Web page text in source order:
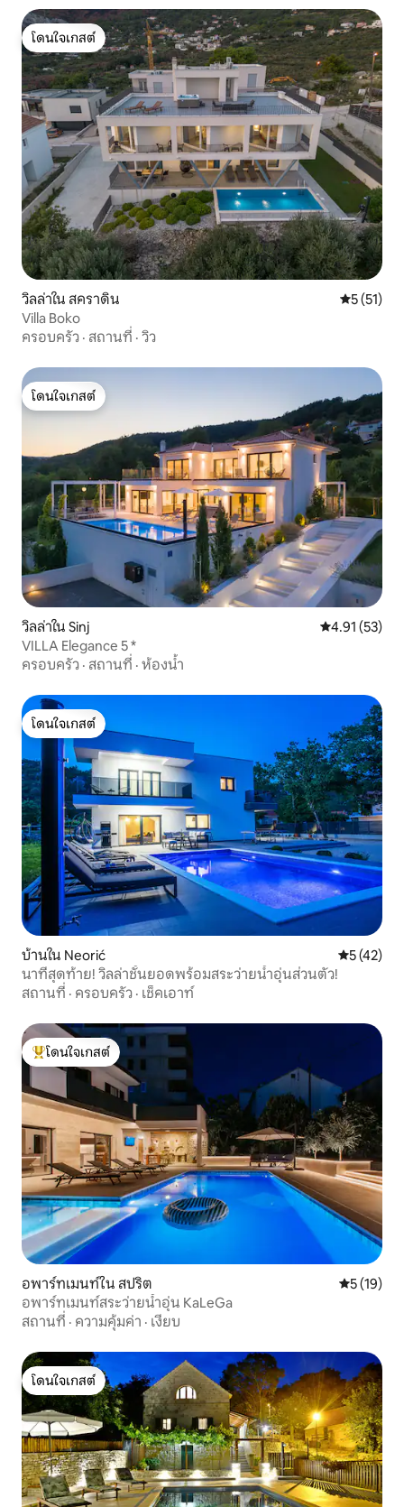
โดนใจเกสต์
โดนใจเกสต์
วิลล่าใน สคราดิน คะแนนเฉลี่
5 (51)
Villa Boko
ครอบครัว · สถานที่ · วิว
โดนใจเกสต์
โดนใจเกสต์
วิลล่าใน Sinj คะแนนเฉลี่ย
4.91 (53)
VILLA Elegance 5 *
ครอบครัว · สถานที่ · ห้องน้ำ
โดนใจเกสต์
โดนใจเกสต์
บ้านใน Neorić คะแนนเฉลี่
5 (42)
นาทีสุดท้าย! วิลล่าชั้นยอดพร้อมสระว่ายน้ำอุ่นส่วนตัว!
สถานที่ · ครอบครัว · เช็คเอาท์
โดนใจเกสต์ที่สุด
โดนใจเกสต์
อพาร์ทเมนท์ใน สปริต คะแนนเฉลี่
5 (19)
อพาร์ทเมนท์สระว่ายน้ำอุ่น KaLeGa
สถานที่ · ความคุ้มค่า · เงียบ
โดนใจเกสต์
โดนใจเกสต์